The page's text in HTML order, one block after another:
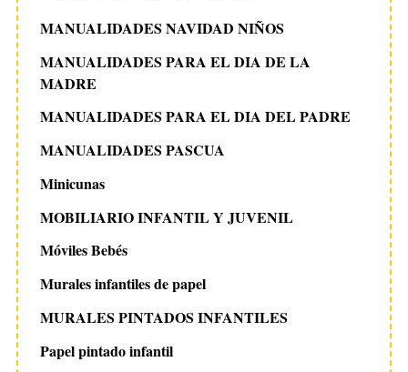
MANUALIDADES NAVIDAD NIÑOS
MANUALIDADES PARA EL DIA DE LA
MADRE
MANUALIDADES PARA EL DIA DEL PADRE
MANUALIDADES PASCUA
Minicunas
MOBILIARIO INFANTIL Y JUVENIL
Móviles Bebés
Murales infantiles de papel
MURALES PINTADOS INFANTILES
Papel pintado infantil